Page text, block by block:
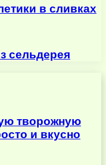
в сливках
сельдерея
творожную
и вкусно